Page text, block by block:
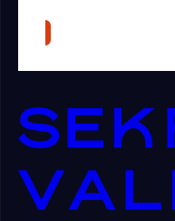
Presse